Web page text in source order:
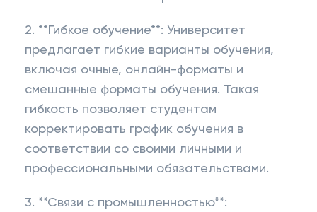
2. **Гибкое обучение**: Университет
предлагает гибкие варианты обучения,
включая очные, онлайн-форматы и
смешанные форматы обучения. Такая
гибкость позволяет студентам
корректировать график обучения в
соответствии со своими личными и
профессиональными обязательствами.
3. **Связи с промышленностью**: